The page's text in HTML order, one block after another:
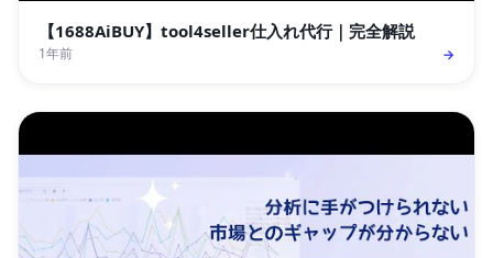
【1688AiBUY】tool4seller仕入れ代行｜完全解説
1年前 →